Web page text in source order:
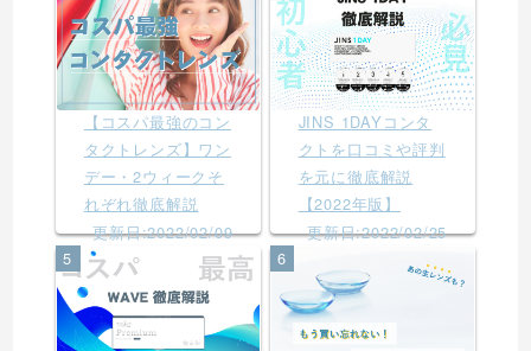
【コスパ最強のコン
タクトレンズ】ワン
デー・2ウィークそ
れぞれ徹底解説
更新日:2022/02/09
JINS 1DAYコンタ
クトを口コミや評判
を元に徹底解説
【2022年版】
更新日:2022/02/25
5
6